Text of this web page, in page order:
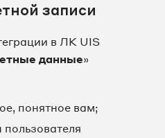
записи
в ЛК UIS
данные»
понятное вам;